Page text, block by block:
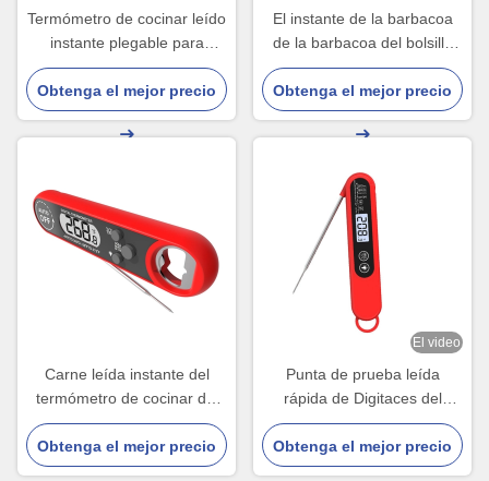
Termómetro de cocinar leído
instante plegable para
cocinar la hornada de la
barbacoa del pan
Obtenga el mejor precio
El instante de la barbacoa
de la barbacoa del bolsillo
leyó la punta de prueba
larga del termómetro de
cocinar
Obtenga el mejor precio
Carne leída instante del
termómetro de cocinar del
chocolate que asa a la
parrilla la comida del Fda
Obtenga el mejor precio
El video
Punta de prueba leída
rápida de Digitaces del
termómetro de carne de la
temperatura para asar a la
parrilla el aceite
Obtenga el mejor precio